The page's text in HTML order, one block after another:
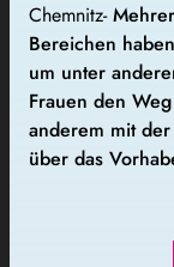
Chemnitz-
Bereichen
um unter
Frauen den
anderem mit
über das